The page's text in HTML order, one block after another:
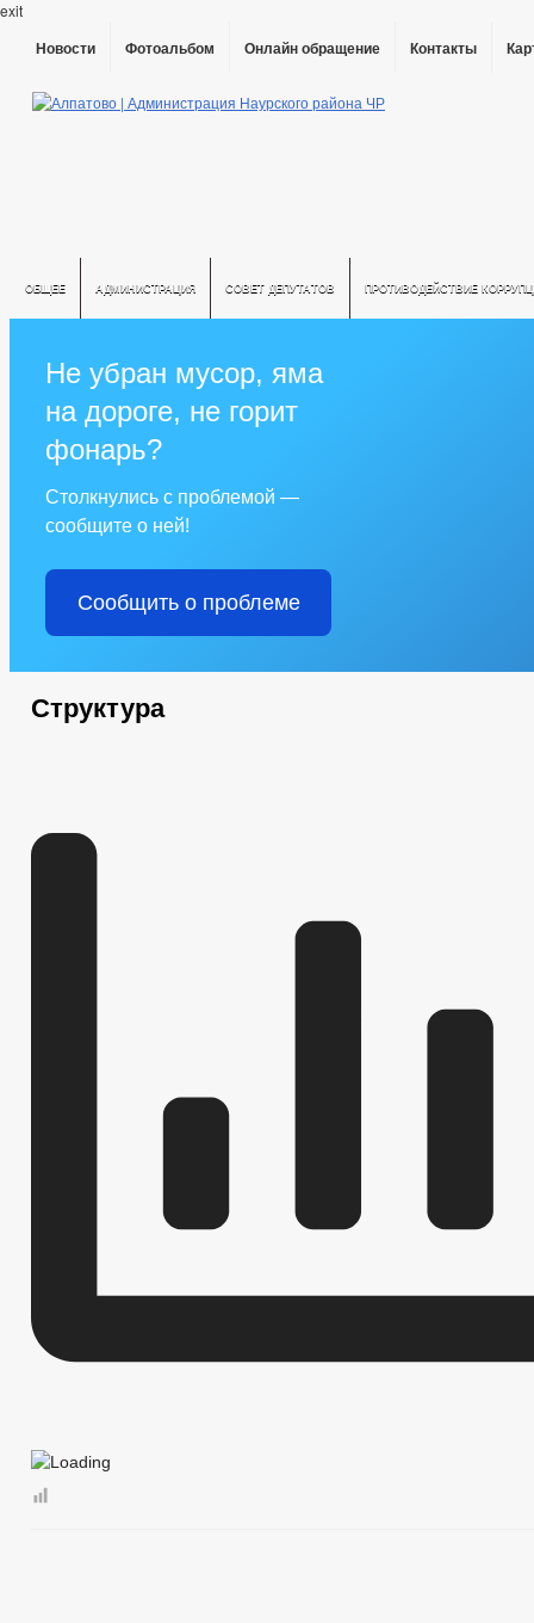
exit
Новости Фотоальбом Онлайн обращение Контакты
ОБЩЕЕ АДМИНИСТРАЦИЯ СОВЕТ ДЕПУТАТОВ ПРОТИВОДЕЙСТВИЕ
Не убран мусор, яма
на дороге, не горит
фонарь?
Столкнулись с проблемой —
сообщите о ней!
Сообщить о проблеме
Структура